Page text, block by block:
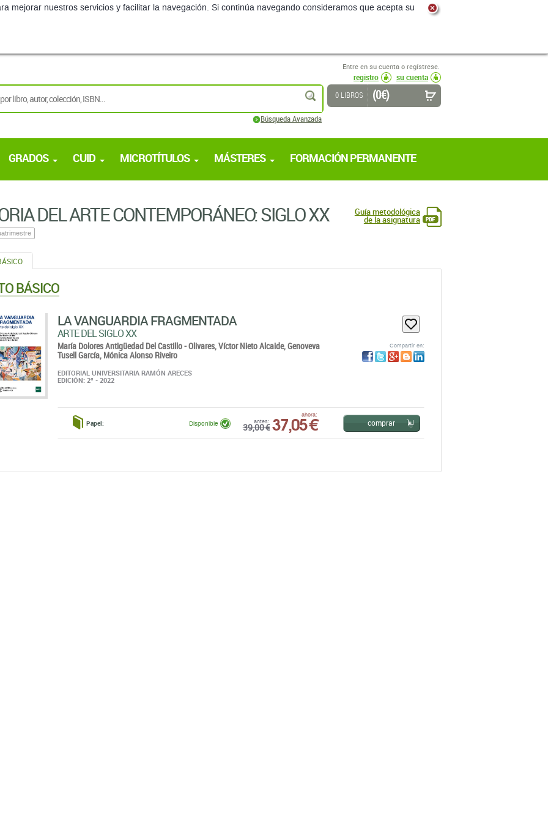
mejorar nuestros servicios y facilitar la navegación. Si continúa navegando consideramos que acepta su
Entre en su cuenta o regístrese.
registro
su cuenta
buscar
Búsqueda Avanzada
0 LIBROS (0 €)
GRADOS CUID MICROTÍTULOS MÁSTERES FORMACIÓN PERMANENTE
DEL ARTE CONTEMPORÁNEO: SIGLO XX Guía metodológica
de la asignatura
BÁSICO
LA VANGUARDIA FRAGMENTADA
ARTE DEL SIGLO XX
María Dolores Antigüedad Del Castillo - Olivares,Víctor Nieto Alcaide,Genoveva
Tusell García, Mónica Alonso Riveiro
EDITORIAL UNIVERSITARIA RAMÓN ARECES
EDICIÓN: 2ª - 2022
Compartir en:
Papel: antes:
39,00 €
ahora:
37,05 €
Disponible comprar